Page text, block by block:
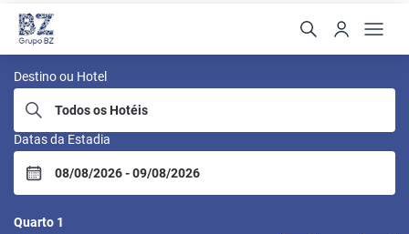
BZ Buzios
Destino ou Hotel
Datas da Estadia
Quarto 1